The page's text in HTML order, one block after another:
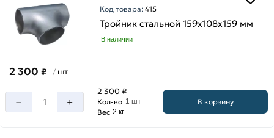
Код товара:415
Тройник стальной 159х108х159 мм
В наличии
2 300 ₽ / шт
– +
2 300 ₽
Кол-во 1 шт
Вес 2 кг
В корзину